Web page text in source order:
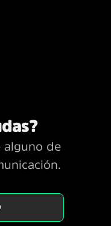
alguno de